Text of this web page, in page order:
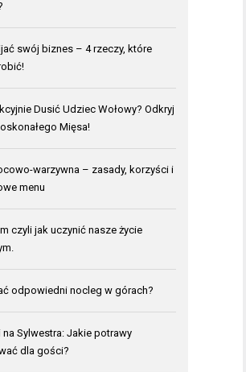
swój biznes – 4 rzeczy, które
Dusić Udziec Wołowy? Odkryj
Mięsa!
warzywna – zasady, korzyści i
menu
czyli jak uczynić nasze życie
odpowiedni nocleg w górach?
na Sylwestra: Jakie potrawy
dla gości?